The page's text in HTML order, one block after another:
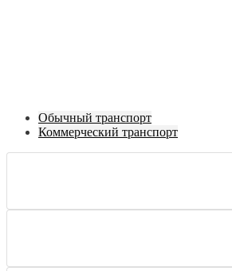
Обычный транспорт
Коммерческий транспорт